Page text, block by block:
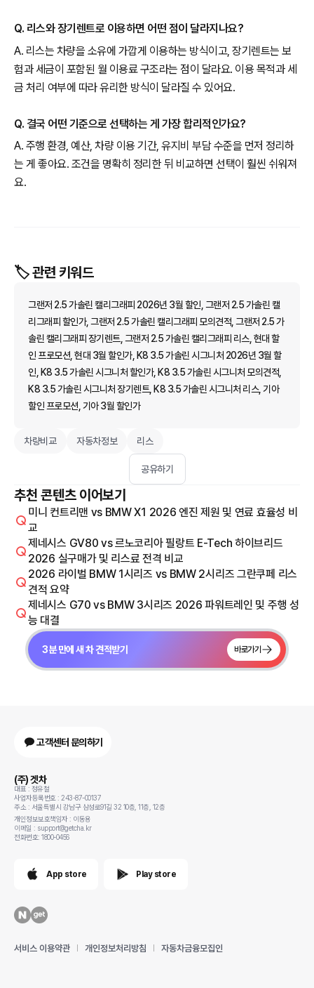
Q. 리스와 장기렌트로 이용하면 어떤 점이 달라지나요?
A. 리스는 차량을 소유에 가깝게 이용하는 방식이고, 장기렌트는 보
험과 세금이 포함된 월 이용료 구조라는 점이 달라요. 이용 목적과 세
금 처리 여부에 따라 유리한 방식이 달라질 수 있어요.
Q. 결국 어떤 기준으로 선택하는 게 가장 합리적인가요?
A. 주행 환경, 예산, 차량 이용 기간, 유지비 부담 수준을 먼저 정리하
는 게 좋아요. 조건을 명확히 정리한 뒤 비교하면 선택이 훨씬 쉬워져
요.
🏷️ 관련 키워드
그랜저 2.5 가솔린 캘리그래피 2026년 3월 할인, 그랜저 2.5 가솔린 캘
리그래피 할인가, 그랜저 2.5 가솔린 캘리그래피 모의견적, 그랜저 2.5 가
솔린 캘리그래피 장기렌트, 그랜저 2.5 가솔린 캘리그래피 리스, 현대 할
인 프로모션, 현대 3월 할인가, K8 3.5 가솔린 시그니처 2026년 3월 할
인, K8 3.5 가솔린 시그니처 할인가, K8 3.5 가솔린 시그니처 모의견적,
K8 3.5 가솔린 시그니처 장기렌트, K8 3.5 가솔린 시그니처 리스, 기아
할인 프로모션, 기아 3월 할인가
차량비교 자동차정보 리스
공유하기
추천 콘텐츠 이어보기
미니 컨트리맨 vs BMW X1 2026 엔진 제원 및 연료 효율성 비
교
제네시스 GV80 vs 르노코리아 필랑트 E-Tech 하이브리드
2026 실구매가 및 리스료 전격 비교
2026 라이벌 BMW 1시리즈 vs BMW 2시리즈 그란쿠페 리스
견적 요약
제네시스 G70 vs BMW 3시리즈 2026 파워트레인 및 주행 성
능 대결
3분 만에 새 차 견적받기 바로가기
고객센터 문의하기
(주) 겟차
대표 : 정유철
사업자등록번호 : 243-87-00137
주소 : 서울특별시 강남구 삼성로91길 32 10층, 11층, 12층
개인정보보호책임자 : 이동용
이메일 : support@getcha.kr
전화번호: 1800-0456
App store Play store
서비스 이용약관 개인정보처리방침 자동차금융모집인